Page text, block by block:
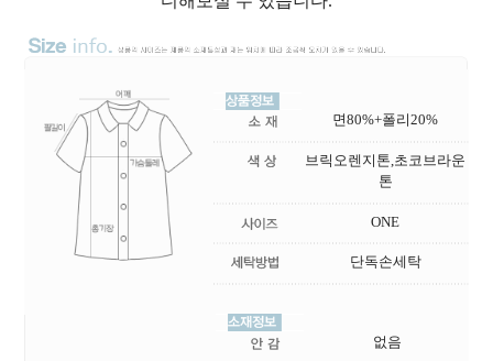
면80%+폴리20%
브릭오렌지톤,초코브라운
톤
ONE
단독손세탁
없음